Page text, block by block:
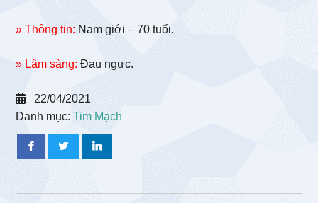
» Thông tin: Nam giới – 70 tuổi.
» Lâm sàng: Đau ngực.
22/04/2021
Danh mục:Tim Mạch